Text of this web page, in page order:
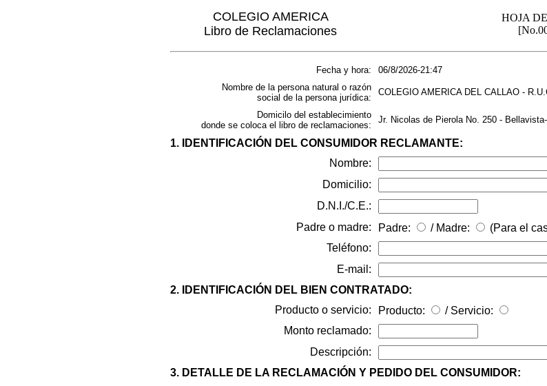
COLEGIO AMERICA
Libro de Reclamaciones
HOJA
Fecha y hora:
06/8/2026-21:47
Nombre de la persona natural o razón
social de la persona jurídica:
COLEGIO AMERICA DEL CALLAO -
Domicilo del establecimiento
donde se coloca el libro de reclamaciones:
Jr. Nicolas de Pierola No. 250 -
1. IDENTIFICACIÓN DEL CONSUMIDOR RECLAMANTE:
Nombre:
Domicilio:
D.N.I./C.E.:
Padre o madre:
Padre: / Madre:
(Para el
Teléfono:
E-mail:
2. IDENTIFICACIÓN DEL BIEN CONTRATADO:
Producto o servicio:
Producto:
/ Servicio:
Monto reclamado:
Descripción:
3. DETALLE DE LA RECLAMACIÓN Y PEDIDO DEL CONSUMIDOR: